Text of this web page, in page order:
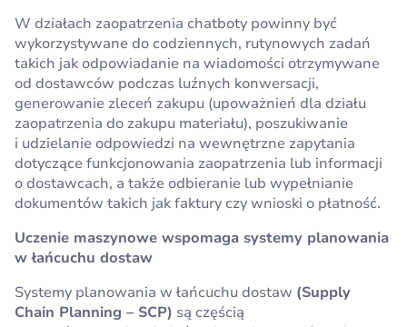
W działach zaopatrzenia chatboty powinny być
wykorzystywane do codziennych, rutynowych zadań
takich jak odpowiadanie na wiadomości otrzymywane
od dostawców podczas luźnych konwersacji,
generowanie zleceń zakupu (upoważnień dla działu
zaopatrzenia do zakupu materiału), poszukiwanie
i udzielanie odpowiedzi na wewnętrzne zapytania
dotyczące funkcjonowania zaopatrzenia lub informacji
o dostawcach, a także odbieranie lub wypełnianie
dokumentów takich jak faktury czy wnioski o płatność.
Uczenie maszynowe wspomaga systemy planowania
w łańcuchu dostaw
Systemy planowania w łańcuchu dostaw (Supply
Chain Planning – SCP) są częścią